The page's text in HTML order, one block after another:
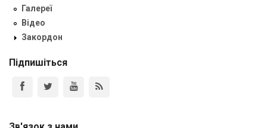
Галереї
Відео
Закордон
Підпишіться